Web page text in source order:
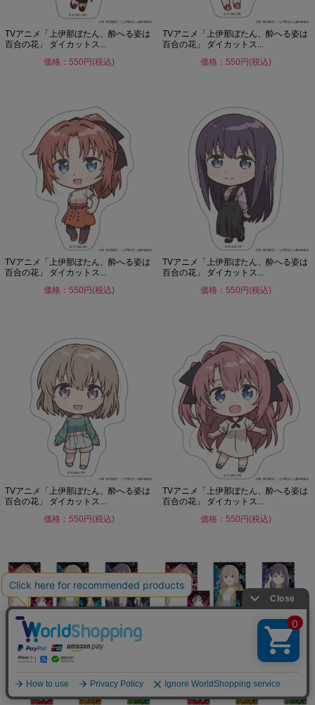
TVアニメ「上伊那ぼたん、酔へる姿は
百合の花」 ダイカットス...
価格：550円(税込)
TVアニメ「上伊那ぼたん、酔へる姿は
百合の花」 ダイカットス...
価格：550円(税込)
TVアニメ「上伊那ぼたん、酔へる姿は
百合の花」 ダイカットス...
価格：550円(税込)
TVアニメ「上伊那ぼたん、酔へる姿は
百合の花」 ダイカットス...
価格：550円(税込)
TVアニメ「上伊那ぼたん、酔へる姿は
百合の花」 ダイカットス...
価格：550円(税込)
TVアニメ「上伊那ぼたん、酔へる姿は
百合の花」 ダイカットス...
価格：550円(税込)